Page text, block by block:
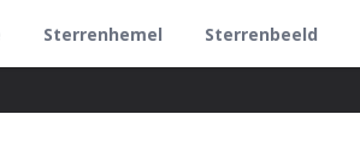
Sterrenhemel Sterrenbeeld